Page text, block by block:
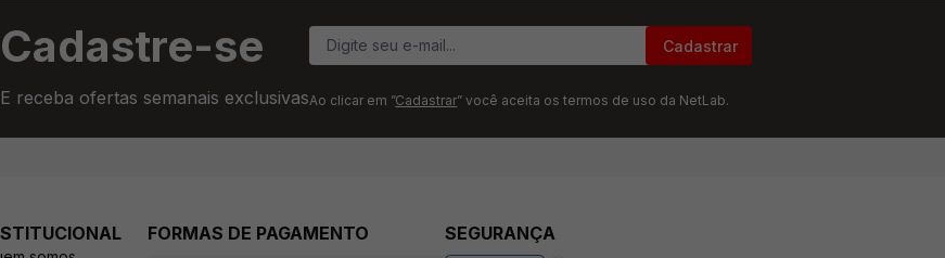
Cadastre-se
E receba ofertas semanais exclusivas
Cadastrar
Ao clicar em ”Cadastrar” você aceita os termos de uso da NetLab.
FORMAS DE PAGAMENTO SEGURANÇA